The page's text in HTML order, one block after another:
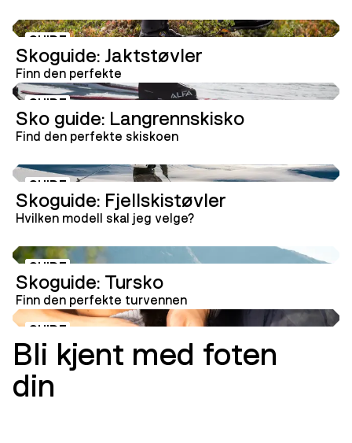
GUIDE
Skoguide: Jaktstøvler
Finn den perfekte
GUIDE
Sko guide: Langrennskisko
Find den perfekte skiskoen
GUIDE
Skoguide: Fjellskistøvler
Hvilken modell skal jeg velge?
GUIDE
Skoguide: Tursko
Finn den perfekte turvennen
GUIDE
Bli kjent med foten
din